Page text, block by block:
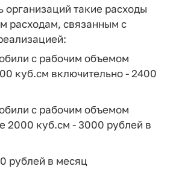
организаций такие расходы
расходам, связанным с
с рабочим объемом
куб.см включительно - 2400
с рабочим объемом
2000 куб.см - 3000 рублей в
рублей в месяц